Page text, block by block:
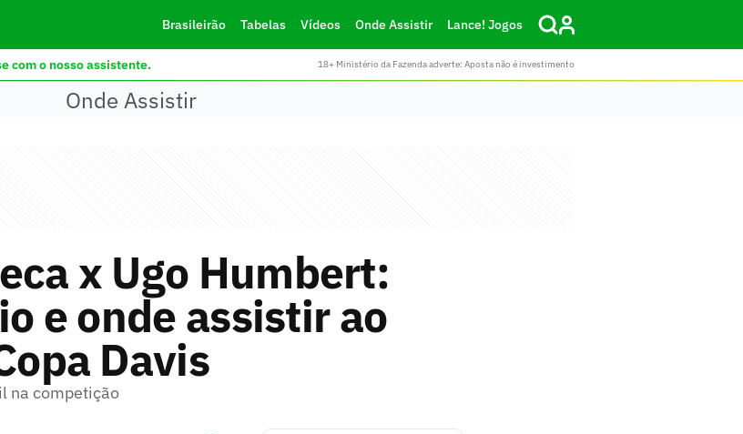
Brasileirão Tabelas Vídeos Onde Assistir Lance! Jogos
com o nosso assistente. 18+ Ministério da Fazenda adverte: Aposta não é investimento
Onde Assistir
x Ugo Humbert:
e onde assistir ao
Davis
na competição